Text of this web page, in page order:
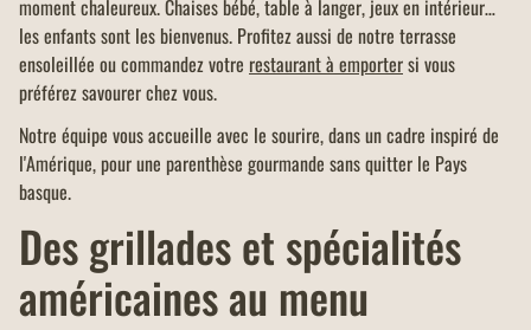
moment chaleureux. Chaises bébé, table à langer, jeux en intérieur…
les enfants sont les bienvenus. Profitez aussi de notre terrasse
ensoleillée ou commandez votre restaurant à emportersi vous
préférez savourer chez vous.
Notre équipe vous accueille avec le sourire, dans un cadre inspiré de
l'Amérique, pour une parenthèse gourmande sans quitter le Pays
basque.
Des grillades et spécialités
américaines au menu